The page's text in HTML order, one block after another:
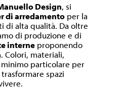
Design, si
di arredamento per la
di alta qualità. Da oltre
di produzione e di
interne proponendo
. Colori, materiali,
particolare per
spazi